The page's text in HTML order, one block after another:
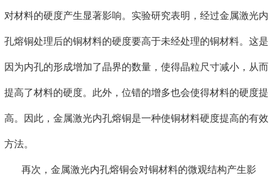
对材料的硬度产生显著影响。实验研究表明，经过金属激光内
孔熔铜处理后的铜材料的硬度要高于未经处理的铜材料。这是
因为内孔的形成增加了晶界的数量，使得晶粒尺寸减小，从而
提高了材料的硬度。此外，位错的增多也会使得材料的硬度提
高。因此，金属激光内孔熔铜是一种使铜材料硬度提高的有效
方法。
再次，金属激光内孔熔铜会对铜材料的微观结构产生影